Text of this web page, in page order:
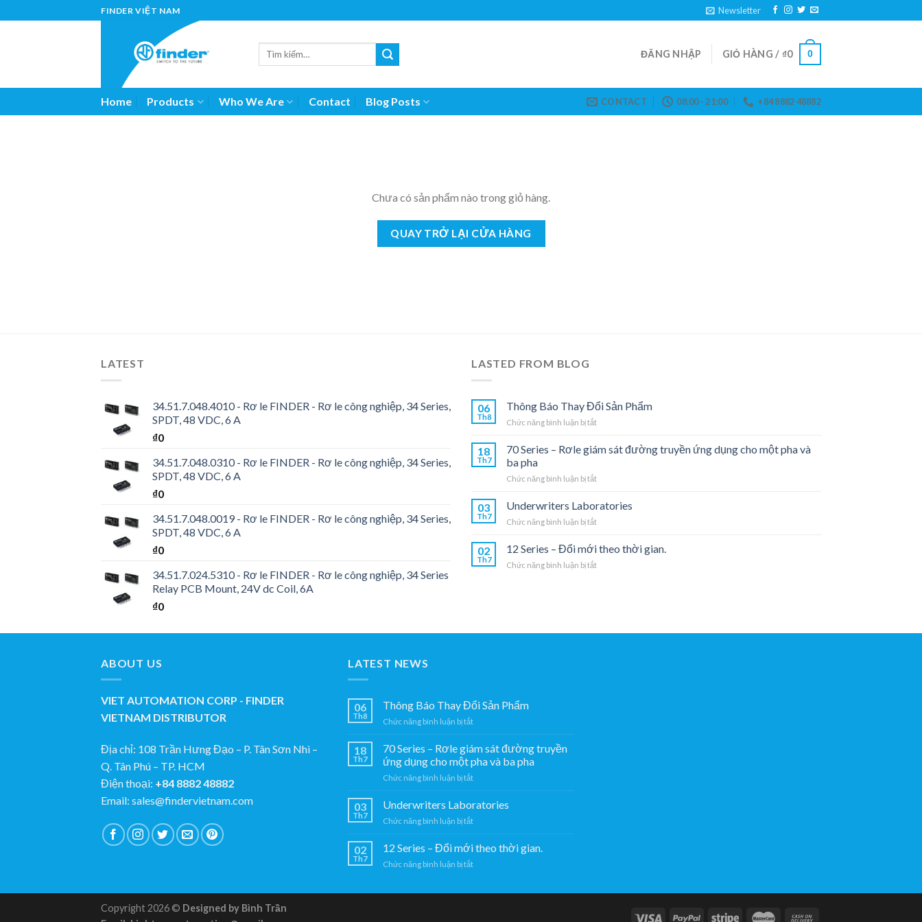
to
FINDER VIỆT NAM Newsletter
ĐĂNG NHẬP GIỎ HÀNG / ₫0 0
Home Products Who We Are Contact Blog Posts CONTACT 08:00 - 21:00 +84 8882 48882
Chưa có sản phẩm nào trong giỏ hàng.
QUAY TRỞ LẠI CỬA HÀNG
LATEST
34.51.7.048.4010 - Rơ le FINDER - Rơ le công nghiệp, 34 Series,
SPDT, 48 VDC, 6 A
₫0
34.51.7.048.0310 - Rơ le FINDER - Rơ le công nghiệp, 34 Series,
SPDT, 48 VDC, 6 A
₫0
34.51.7.048.0019 - Rơ le FINDER - Rơ le công nghiệp, 34 Series,
SPDT, 48 VDC, 6 A
₫0
34.51.7.024.5310 - Rơ le FINDER - Rơ le công nghiệp, 34 Series
Relay PCB Mount, 24V dc Coil, 6A
₫0
LASTED FROM BLOG
06
Th8
Thông Báo Thay Đổi Sản Phẩm
Chức năng bình luận bị tắtở
Báo
Thay
Sản
18
Th7
70 Series – Rơle giám sát đường truyền ứng dụng cho một pha và
ba pha
Chức năng bình luận bị tắtở
Series
–
Rơle
sát
truyền
03
Th7
Underwriters Laboratories
Chức năng bình luận bị tắtở
Laboratories
02
Th7
12 Series – Đổi mới theo thời gian.
Chức năng bình luận bị tắtở
theo
ABOUT US
VIET AUTOMATION CORP - FINDER
VIETNAM DISTRIBUTOR
Địa chỉ: 108 Trần Hưng Đạo – P. Tân Sơn Nhì –
Q. Tân Phú – TP. HCM
Điện thoại: +84 8882 48882
Email: sales@findervietnam.com
LATEST NEWS
06
Th8
Thông Báo Thay Đổi Sản Phẩm
Chức năng bình luận bị tắtở
Báo
Đổi
Sản
18
Th7
70 Series – Rơle giám sát đường truyền
ứng dụng cho một pha và ba pha
Chức năng bình luận bị tắtở
Series
Rơle
sát
dụng
03
Th7
Underwriters Laboratories
Chức năng bình luận bị tắtở
Laboratories
02
Th7
12 Series – Đổi mới theo thời gian.
Chức năng bình luận bị tắtở
Copyright 2026 © Designed by Bình Trần